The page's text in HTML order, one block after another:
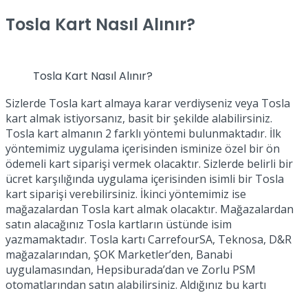
Tosla Kart Nasıl Alınır?
Tosla Kart Nasıl Alınır?
Sizlerde Tosla kart almaya karar verdiyseniz veya Tosla
kart almak istiyorsanız, basit bir şekilde alabilirsiniz.
Tosla kart almanın 2 farklı yöntemi bulunmaktadır. İlk
yöntemimiz uygulama içerisinden isminize özel bir ön
ödemeli kart siparişi vermek olacaktır. Sizlerde belirli bir
ücret karşılığında uygulama içerisinden isimli bir Tosla
kart siparişi verebilirsiniz. İkinci yöntemimiz ise
mağazalardan Tosla kart almak olacaktır. Mağazalardan
satın alacağınız Tosla kartların üstünde isim
yazmamaktadır. Tosla kartı CarrefourSA, Teknosa, D&R
mağazalarından, ŞOK Marketler’den, Banabi
uygulamasından, Hepsiburada’dan ve Zorlu PSM
otomatlarından satın alabilirsiniz. Aldığınız bu kartı